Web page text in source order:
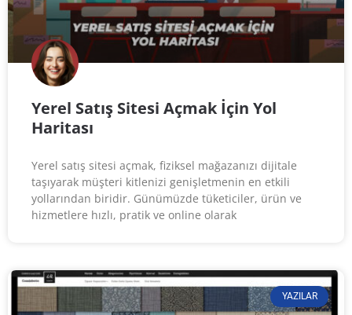
Yerel Satış Sitesi Açmak İçin Yol
Haritası
Yerel satış sitesi açmak, fiziksel mağazanızı dijitale
taşıyarak müşteri kitlenizi genişletmenin en etkili
yollarından biridir. Günümüzde tüketiciler, ürün ve
hizmetlere hızlı, pratik ve online olarak
YAZILAR